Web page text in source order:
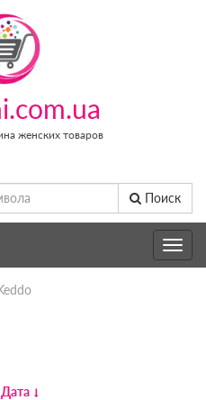
женских товаров
Поиск
Toggle
Дата